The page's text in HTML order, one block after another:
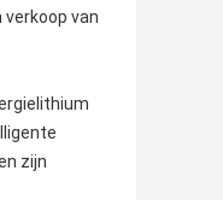
verkoop van
zijn